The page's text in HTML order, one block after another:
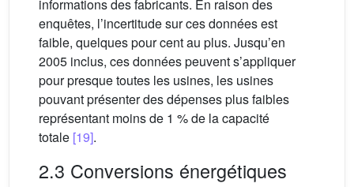
informations des fabricants. En raison des
enquêtes, l’incertitude sur ces données est
faible, quelques pour cent au plus. Jusqu’en
2005 inclus, ces données peuvent s’appliquer
pour presque toutes les usines, les usines
pouvant présenter des dépenses plus faibles
représentant moins de 1 % de la capacité
totale [19].
2.3 Conversions énergétiques